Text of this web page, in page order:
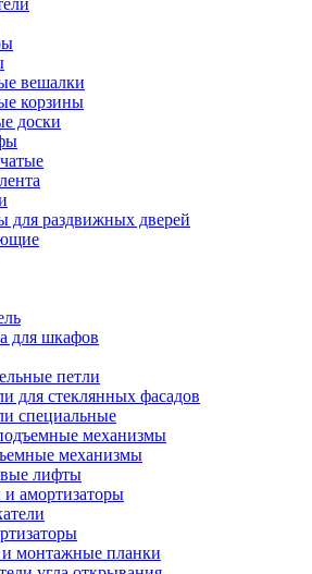
вешалки
корзины
доски
для раздвижных дверей
для шкафов
петли
для стеклянных фасадов
специальные
механизмы
механизмы
лифты
и амортизаторы
монтажные планки